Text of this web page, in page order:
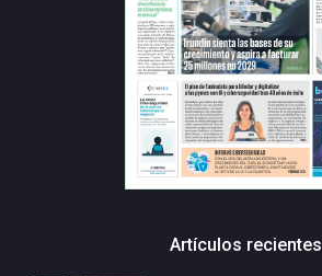
Artículos recientes